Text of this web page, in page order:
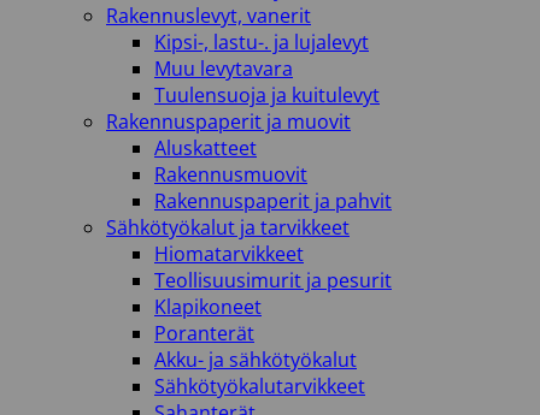
Rakennuslevyt, vanerit
Kipsi-, lastu-. ja lujalevyt
Muu levytavara
Tuulensuoja ja kuitulevyt
Rakennuspaperit ja muovit
Aluskatteet
Rakennusmuovit
Rakennuspaperit ja pahvit
Sähkötyökalut ja tarvikkeet
Hiomatarvikkeet
Teollisuusimurit ja pesurit
Klapikoneet
Poranterät
Akku- ja sähkötyökalut
Sähkötyökalutarvikkeet